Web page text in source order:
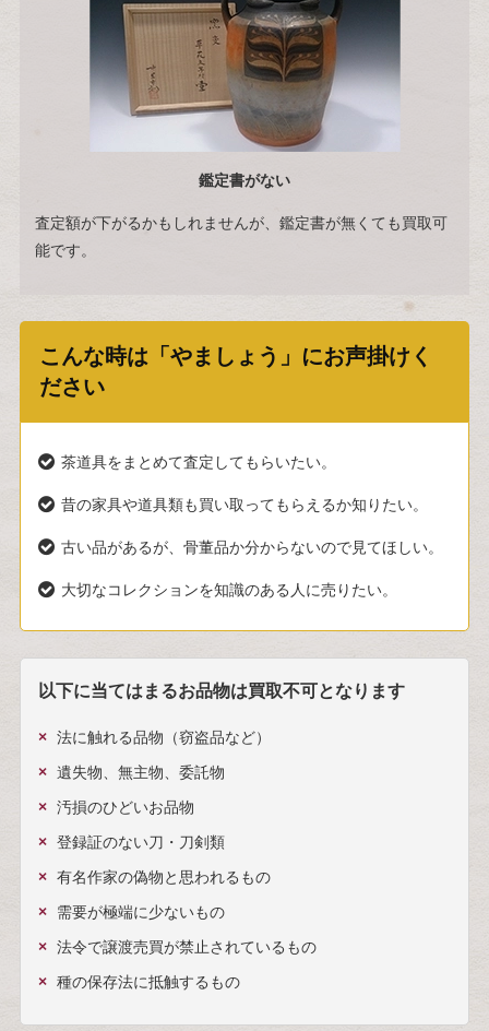
鑑定書がない
査定額が下がるかもしれませんが、鑑定書が無くても買取可
能です。
こんな時は「やましょう」にお声掛けく
ださい
茶道具をまとめて査定してもらいたい。
昔の家具や道具類も買い取ってもらえるか知りたい。
古い品があるが、骨董品か分からないので見てほしい。
大切なコレクションを知識のある人に売りたい。
以下に当てはまるお品物は買取不可となります
法に触れる品物（窃盗品など）
遺失物、無主物、委託物
汚損のひどいお品物
登録証のない刀・刀剣類
有名作家の偽物と思われるもの
需要が極端に少ないもの
法令で譲渡売買が禁止されているもの
種の保存法に抵触するもの